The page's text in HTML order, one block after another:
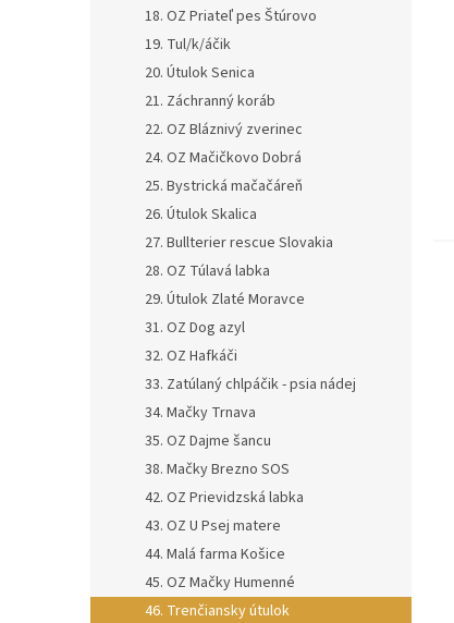
18. OZ Priateľ pes Štúrovo
19. Tul/k/áčik
20. Útulok Senica
21. Záchranný koráb
22. OZ Bláznivý zverinec
24. OZ Mačičkovo Dobrá
25. Bystrická mačačáreň
26. Útulok Skalica
27. Bullterier rescue Slovakia
28. OZ Túlavá labka
29. Útulok Zlaté Moravce
31. OZ Dog azyl
32. OZ Hafkáči
33. Zatúlaný chlpáčik - psia nádej
34. Mačky Trnava
35. OZ Dajme šancu
38. Mačky Brezno SOS
42. OZ Prievidzská labka
43. OZ U Psej matere
44. Malá farma Košice
45. OZ Mačky Humenné
46. Trenčiansky útulok